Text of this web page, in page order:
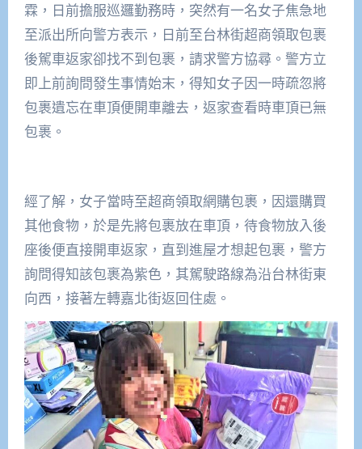
霖，日前擔服巡邏勤務時，突然有一名女子焦急地
至派出所向警方表示，日前至台林街超商領取包裹
後駕車返家卻找不到包裹，請求警方協尋。警方立
即上前詢問發生事情始末，得知女子因一時疏忽將
包裹遺忘在車頂便開車離去，返家查看時車頂已無
包裹。
經了解，女子當時至超商領取網購包裹，因還購買
其他食物，於是先將包裹放在車頂，待食物放入後
座後便直接開車返家，直到進屋才想起包裹，警方
詢問得知該包裹為紫色，其駕駛路線為沿台林街東
向西，接著左轉嘉北街返回住處。